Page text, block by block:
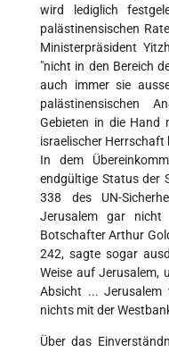
wird lediglich
palästinensischen
Ministerpräsident
"nicht in den Bereich
auch immer sie
palästinensischen
Gebieten in die Hand
israelischer Herrschaft
In dem
endgültige Status der
338 des UN-
Jerusalem gar nicht
Botschafter Arthur
242, sagte sogar
Weise auf Jerusalem,
Absicht ...
nichts mit der
Über das